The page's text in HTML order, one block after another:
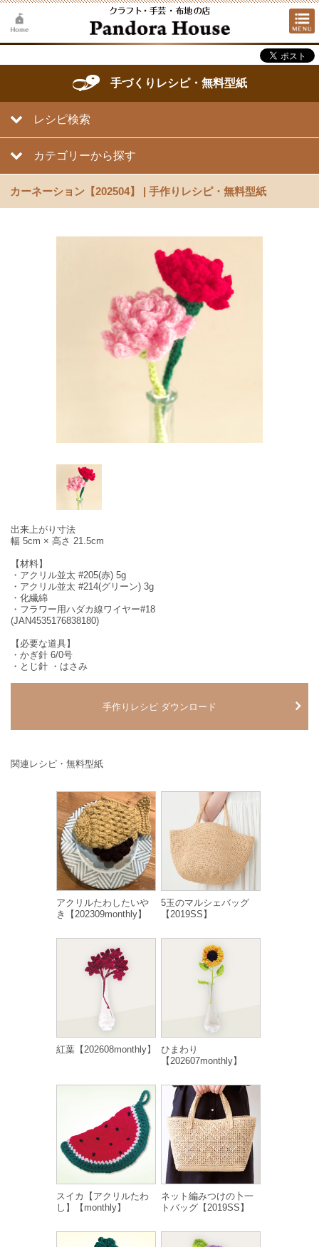
手づくりレシピ・無料型紙
レシピ検索
カテゴリーから探す
カーネーション【202504】 | 手作りレシピ・無料型紙
出来上がり寸法
幅 5cm × 高さ 21.5cm
【材料】
・アクリル並太 #205(赤) 5g
・アクリル並太 #214(グリーン) 3g
・化繊綿
・フラワー用ハダカ線ワイヤー#18
(JAN4535176838180)
【必要な道具】
・かぎ針 6/0号
・とじ針 ・はさみ
手作りレシピ ダウンロード
関連レシピ・無料型紙
アクリルたわしたいや
き【202309monthly】
5玉のマルシェバッグ
【2019SS】
紅葉【202608monthly】
ひまわり
【202607monthly】
スイカ【アクリルたわ
し】【monthly】
ネット編みつけの卜一
トバッグ【2019SS】